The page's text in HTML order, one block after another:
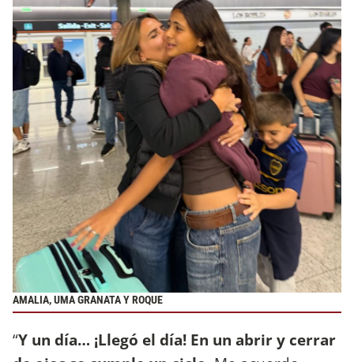
AMALIA, UMA GRANATA Y ROQUE
“Y un día… ¡Llegó el día! En un abrir y cerrar